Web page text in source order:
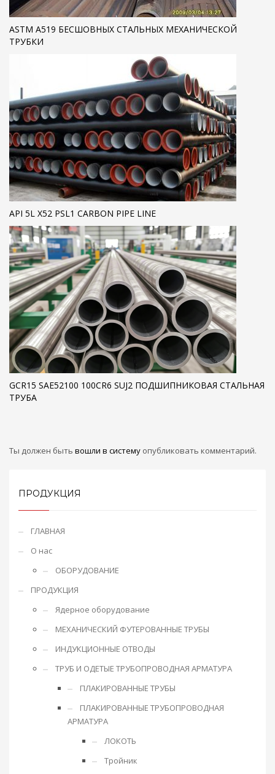
ASTM A519 БЕСШОВНЫХ СТАЛЬНЫХ МЕХАНИЧЕСКОЙ
ТРУБКИ
API 5L X52 PSL1 CARBON PIPE LINE
GCR15 SAE52100 100CR6 SUJ2 ПОДШИПНИКОВАЯ СТАЛЬНАЯ
ТРУБА
Ты должен быть вошли в систему опубликовать комментарий.
ПРОДУКЦИЯ
ГЛАВНАЯ
О нас
ОБОРУДОВАНИЕ
ПРОДУКЦИЯ
Ядерное оборудование
МЕХАНИЧЕСКИЙ ФУТЕРОВАННЫЕ ТРУБЫ
ИНДУКЦИОННЫЕ ОТВОДЫ
ТРУБ И ОДЕТЫЕ ТРУБОПРОВОДНАЯ АРМАТУРА
ПЛАКИРОВАННЫЕ ТРУБЫ
ПЛАКИРОВАННЫЕ ТРУБОПРОВОДНАЯ
АРМАТУРА
ЛОКОТЬ
Тройник